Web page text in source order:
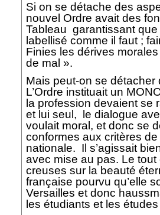
Si on se détache des
nouvel Ordre avait des
Tableau garantissant que
labellisé comme il faut ;
Finies les dérives
de mal ».
Mais peut-on se
L’Ordre instituait un
la profession devaient se
et lui seul,
le dialogue
voulait moral, et donc se
conformes aux critères
nationale. Il s’agissait
avec mise au pas. Le
creuses sur la beauté
française pourvu qu’elle
Versailles et donc
les étudiants et les